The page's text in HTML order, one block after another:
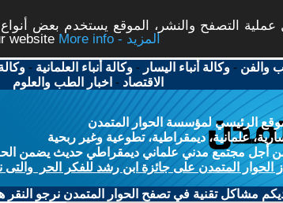
التصفح والنشر، الموقع يستخدم بعض
website
More info - المزيد
والفن -وكالة أنباء اليسار -وكالة أنباء العلمانية -
الاقتصاد - اخبار الطب والعلوم
الرئيسي لمؤسسة الحوار المتمدن
علمانية، ديمقراطية، تطوعية وغير ربحية
أجل مجتمع مدني علماني ديمقراطي حديث يضمن
الحوار المتمدن على جائزة ابن رشد للفكر الحر والتى
مشاكل تقنية في تصفح الحوار المتمدن نرجو النقر